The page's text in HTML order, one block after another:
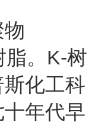
脂。K-树
化工科
年代早